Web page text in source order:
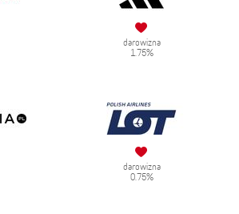
darowizna
1.75%
darowizna
0.75%